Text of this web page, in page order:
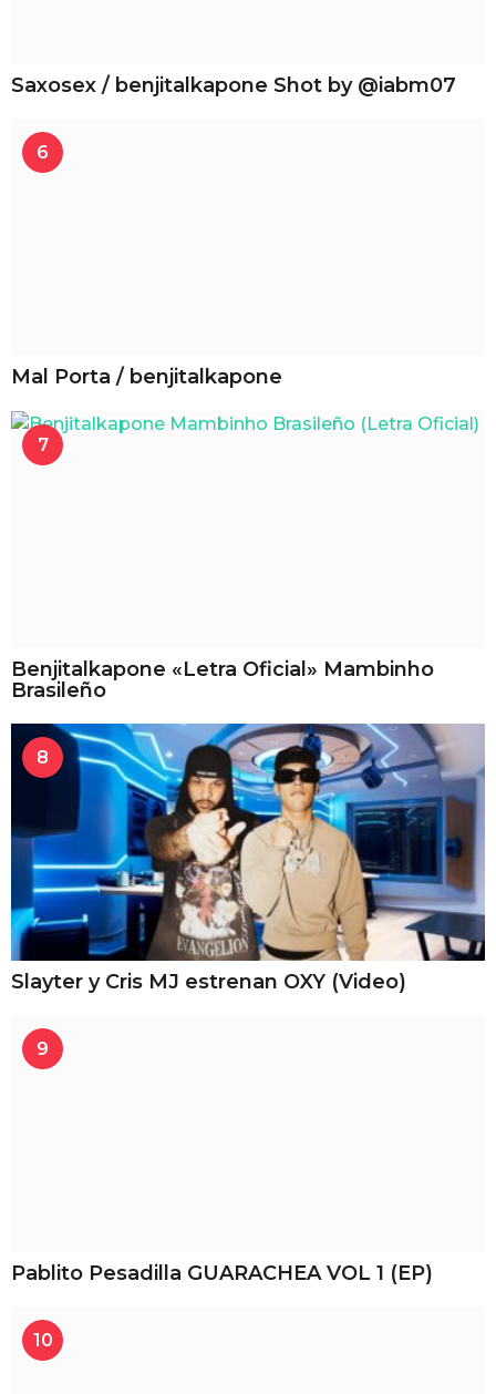
Saxosex / benjitalkapone Shot by @iabm07
6
Mal Porta / benjitalkapone
7
Benjitalkapone «Letra Oficial» Mambinho
Brasileño
8
Slayter y Cris MJ estrenan OXY (Video)
9
Pablito Pesadilla GUARACHEA VOL 1 (EP)
10